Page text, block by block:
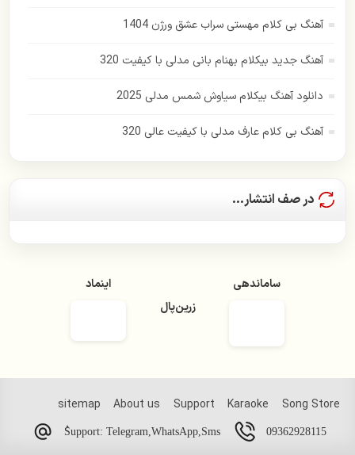
زانیار خسروی
سهراب پاکزاد
ساسی مانکن
سالار عقیلی
سیمین غانم
سیاوش شمس
شادمهر عقیلی
آهنگ بی کلام مهستی سراب عشق ورژن 1404
آهنگ جدید بیکلام بهنام بانی مدلی با کیفیت 320
دانلود آهنگ بیکلام سیاوش شمس مدلی 2025
آهنگ بی کلام عارف مدلی با کیفیت عالی 320
در صف انتشار...
ساماندهی
زرین‌پال
اینماد
Song Store
Karaoke
Support
About us
sitemap
09362928115 ُSupport: Telegram,WhatsApp,Sms